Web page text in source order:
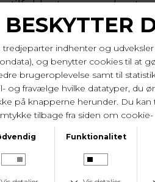
stilfulde stropper er lavet
giver det her lette luftige
justerbare på ryggen og
eye og hook der har 3*1
vaskemaskine.
84% polyamid, 16% elastan.
Varenr. 0102973 SAF